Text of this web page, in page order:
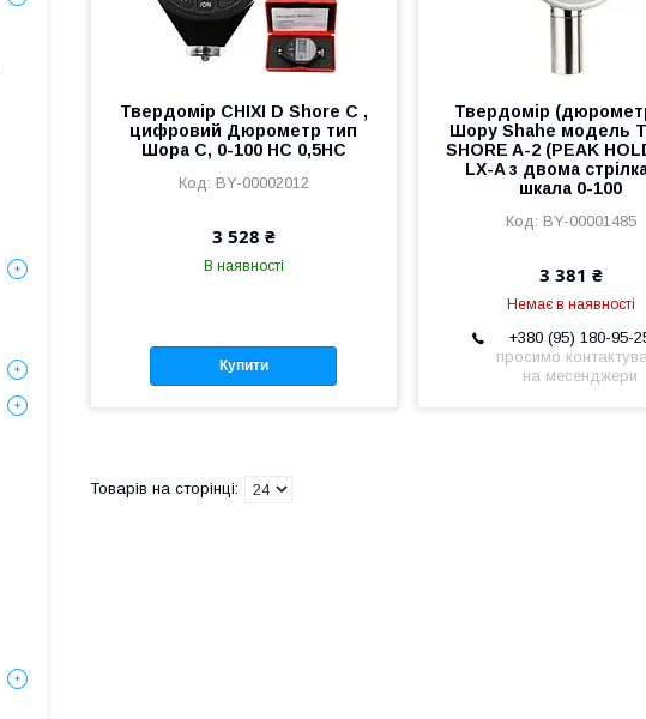
Твердомір CHIXI D Shore C ,
цифровий Дюрометр тип
Шора С, 0-100 HC 0,5HC
BY-00002012
3 528 ₴
В наявності
Купити
Твердомір
Шору Shahe модель
SHORE A-2 (PEAK
LX-A з двома
шкала 0-100
BY-00001485
3 381 ₴
Немає в наявності
+380 (95) 180-95-
просимо
на месенджери